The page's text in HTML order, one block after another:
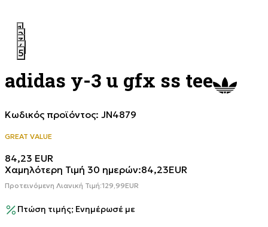
1
2
3
4
5
adidas y-3 u gfx ss tee
Κωδικός προϊόντος: JN4879
GREAT VALUE
84,23 EUR
Χαμηλότερη Τιμή 30 ημερών:84,23EUR
Προτεινόμενη Λιανική Τιμή:129,99EUR
Πτώση τιμής; Ενημέρωσέ με